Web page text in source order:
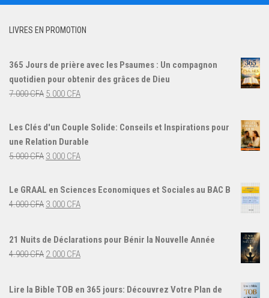
LIVRES EN PROMOTION
365 Jours de prière avec les Psaumes : Un compagnon
quotidien pour obtenir des grâces de Dieu
7.000CFA Le
initial
était :
7.000 CFA.
5.000 CFALe
actuel
est :
Les Clés d'un Couple Solide: Conseils et Inspirations pour
une Relation Durable
5.000CFA Le
initial
était :
3.000 CFALe
actuel
Le GRAAL en Sciences Economiques et Sociales au BAC B
4.000CFA Le
4.000 CFA.
3.000 CFALe
3.000 CFA.
21 Nuits de Déclarations pour Bénir la Nouvelle Année
4.900CFA Le
2.000 CFALe
Lire la Bible TOB en 365 jours: Découvrez Votre Plan de